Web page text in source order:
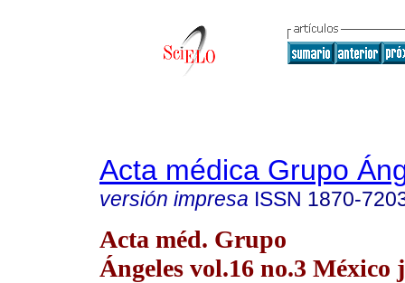
Acta médica Grupo
versión impresa ISSN 1870-
Acta méd. Grupo
Ángeles vol.16 no.3 México